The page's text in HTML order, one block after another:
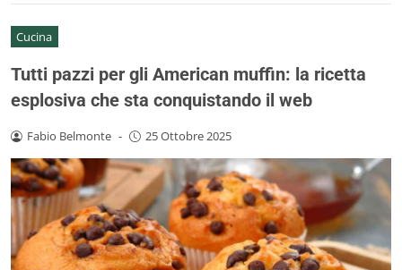
Cucina
Tutti pazzi per gli American muffin: la ricetta
esplosiva che sta conquistando il web
Fabio Belmonte - 25 Ottobre 2025